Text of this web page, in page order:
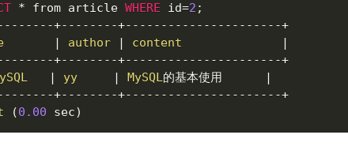
* from article WHERE id=2 ;
-- -- -- -+-- -- -- --+-- -- -- -- -- -- -- -- -- -- --+
| author | content
|
-- -- -- -+-- -- -- --+-- -- -- -- -- -- -- -- -- -- --+
| yy | MySQL的基本使用
|
-- -- -- -+-- -- -- --+-- -- -- -- -- -- -- -- -- -- --+
(0.00 sec)